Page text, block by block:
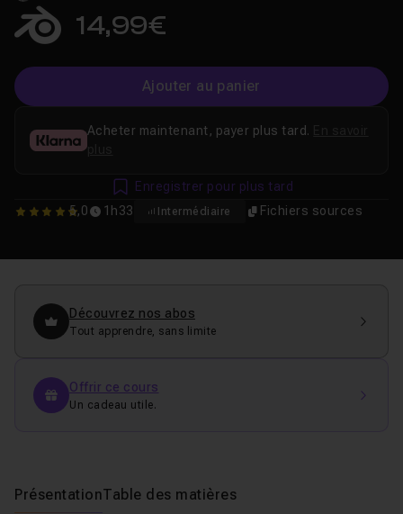
14,99€
Ajouter au panier
5 5,0 1h33 Intermédiaire Fichiers sources
Acheter maintenant, payer plus tard.
plus
Enregistrer pour plus tard
Découvrez nos abos
Tout apprendre, sans limite
Offrir ce cours
Un cadeau utile.
PrésentationTable des matières